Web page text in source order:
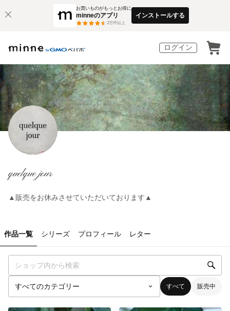
お買いものがもっとお得に
minneのアプリ
3万件以上
インストールする
ログイン
quelque jour
▲販売をお休みさせていただいております▲
作品一覧 シリーズ プロフィール レター
すべて 販売中